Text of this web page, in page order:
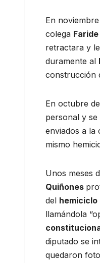
En
colega
retractara y
duramente al
construcción
En octubre
personal y
enviados a la
mismo
Unos meses
Quiñones
del hemiciclo
llamándola
diputado se
quedaron